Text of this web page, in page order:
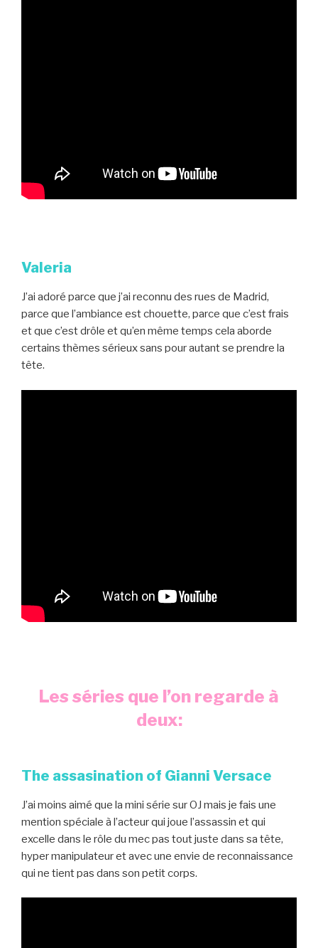
Valeria
J’ai adoré parce que j’ai reconnu des rues de Madrid,
parce que l’ambiance est chouette, parce que c’est frais
et que c’est drôle et qu’en même temps cela aborde
certains thèmes sérieux sans pour autant se prendre la
tête.
Les séries que l’on regarde à
deux:
The assasination of Gianni Versace
J’ai moins aimé que la mini série sur OJ mais je fais une
mention spéciale à l’acteur qui joue l’assassin et qui
excelle dans le rôle du mec pas tout juste dans sa tête,
hyper manipulateur et avec une envie de reconnaissance
qui ne tient pas dans son petit corps.